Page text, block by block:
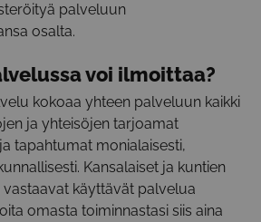
palveluun
osalta.
voi ilmoittaa?
kokoaa yhteen palveluun kaikki
ja yhteisöjen tarjoamat
tapahtumat monialaisesti,
Kansalaiset ja kuntien
käyttävät palvelua
omasta toiminnastasi siis aina